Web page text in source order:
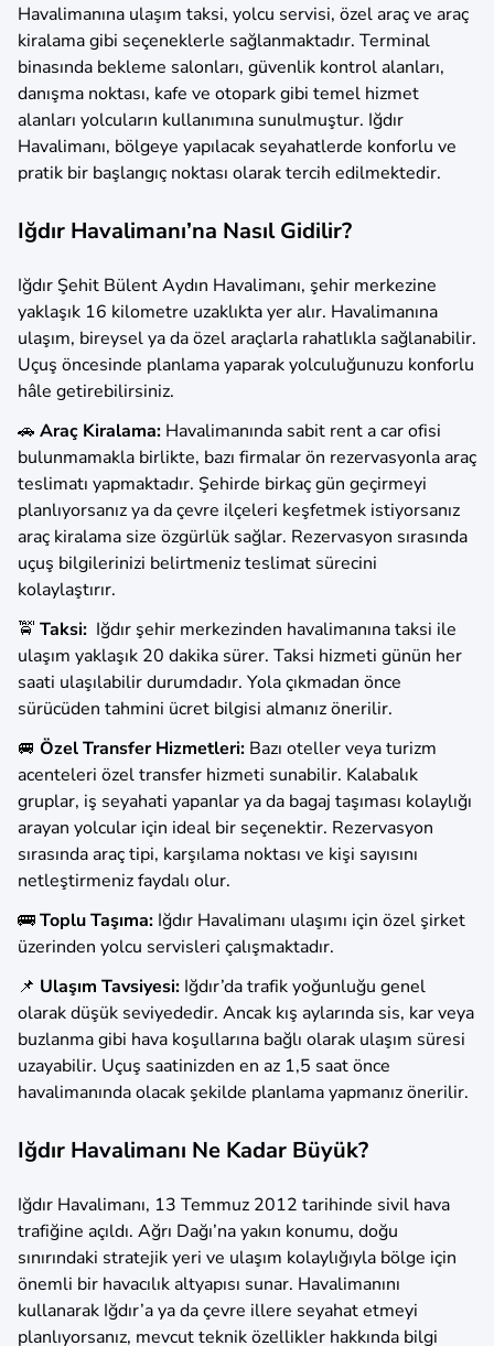
Havalimanına ulaşım taksi, yolcu servisi, özel araç ve araç
kiralama gibi seçeneklerle sağlanmaktadır. Terminal
binasında bekleme salonları, güvenlik kontrol alanları,
danışma noktası, kafe ve otopark gibi temel hizmet
alanları yolcuların kullanımına sunulmuştur. Iğdır
Havalimanı, bölgeye yapılacak seyahatlerde konforlu ve
pratik bir başlangıç noktası olarak tercih edilmektedir.
Iğdır Havalimanı’na Nasıl Gidilir?
Iğdır Şehit Bülent Aydın Havalimanı, şehir merkezine
yaklaşık 16 kilometre uzaklıkta yer alır. Havalimanına
ulaşım, bireysel ya da özel araçlarla rahatlıkla sağlanabilir.
Uçuş öncesinde planlama yaparak yolculuğunuzu konforlu
hâle getirebilirsiniz.
🚗 Araç Kiralama: Havalimanında sabit rent a car ofisi
bulunmamakla birlikte, bazı firmalar ön rezervasyonla araç
teslimatı yapmaktadır. Şehirde birkaç gün geçirmeyi
planlıyorsanız ya da çevre ilçeleri keşfetmek istiyorsanız
araç kiralama size özgürlük sağlar. Rezervasyon sırasında
uçuş bilgilerinizi belirtmeniz teslimat sürecini
kolaylaştırır.
🚖 Taksi: Iğdır şehir merkezinden havalimanına taksi ile
ulaşım yaklaşık 20 dakika sürer. Taksi hizmeti günün her
saati ulaşılabilir durumdadır. Yola çıkmadan önce
sürücüden tahmini ücret bilgisi almanız önerilir.
🚐 Özel Transfer Hizmetleri: Bazı oteller veya turizm
acenteleri özel transfer hizmeti sunabilir. Kalabalık
gruplar, iş seyahati yapanlar ya da bagaj taşıması kolaylığı
arayan yolcular için ideal bir seçenektir. Rezervasyon
sırasında araç tipi, karşılama noktası ve kişi sayısını
netleştirmeniz faydalı olur.
🚌Toplu Taşıma: Iğdır Havalimanı ulaşımı için özel şirket
üzerinden yolcu servisleri çalışmaktadır.
📌 Ulaşım Tavsiyesi: Iğdır’da trafik yoğunluğu genel
olarak düşük seviyededir. Ancak kış aylarında sis, kar veya
buzlanma gibi hava koşullarına bağlı olarak ulaşım süresi
uzayabilir. Uçuş saatinizden en az 1,5 saat önce
havalimanında olacak şekilde planlama yapmanız önerilir.
Iğdır Havalimanı Ne Kadar Büyük?
Iğdır Havalimanı, 13 Temmuz 2012 tarihinde sivil hava
trafiğine açıldı. Ağrı Dağı’na yakın konumu, doğu
sınırındaki stratejik yeri ve ulaşım kolaylığıyla bölge için
önemli bir havacılık altyapısı sunar. Havalimanını
kullanarak Iğdır’a ya da çevre illere seyahat etmeyi
planlıyorsanız, mevcut teknik özellikler hakkında bilgi